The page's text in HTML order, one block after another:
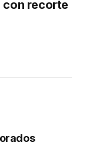
con recorte